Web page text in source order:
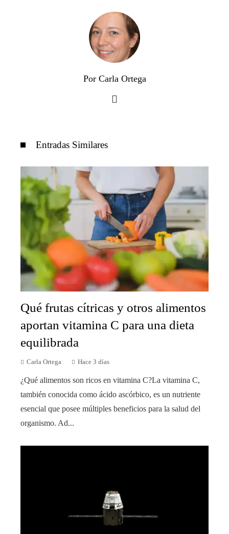
Por Carla Ortega
Entradas Similares
Qué frutas cítricas y otros alimentos
aportan vitamina C para una dieta
equilibrada
Carla Ortega Hace 3 días
¿Qué alimentos son ricos en vitamina C?La vitamina C,
también conocida como ácido ascórbico, es un nutriente
esencial que posee múltiples beneficios para la salud del
organismo. Ad...